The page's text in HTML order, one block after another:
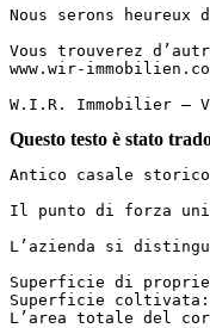
Nous serons
Vous trouverez
www.wir-
W.I.R. Immobilier –
Questo testo è stato
Antico casale
Il punto di forza
L’azienda si
Superficie di
Superficie
L’area totale del